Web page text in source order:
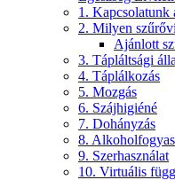
1. Kapcsolatunk
2. Milyen
Ajánlott
3. Tápláltsági
4. Táplálkozás
5. Mozgás
6. Szájhigiéné
7. Dohányzás
8.
9. Szerhasználat
10. Virtuális